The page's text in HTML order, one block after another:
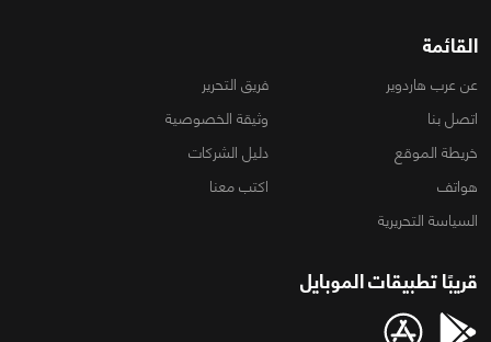
القائمة
عن عرب هاردوير
فريق التحرير
اتصل بنا
وثيقة الخصوصية
خريطة الموقع
دليل الشركات
هواتف
اكتب معنا
السياسة التحريرية
قريبًا تطبيقات الموبايل